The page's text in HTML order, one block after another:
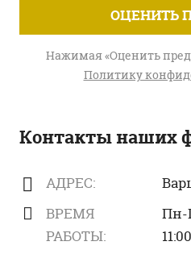
ОЦЕНИТЬ
Нажимая «Оценить
Политику
Контакты наших
АДРЕС:
ВРЕМЯ
РАБОТЫ:
Пн-